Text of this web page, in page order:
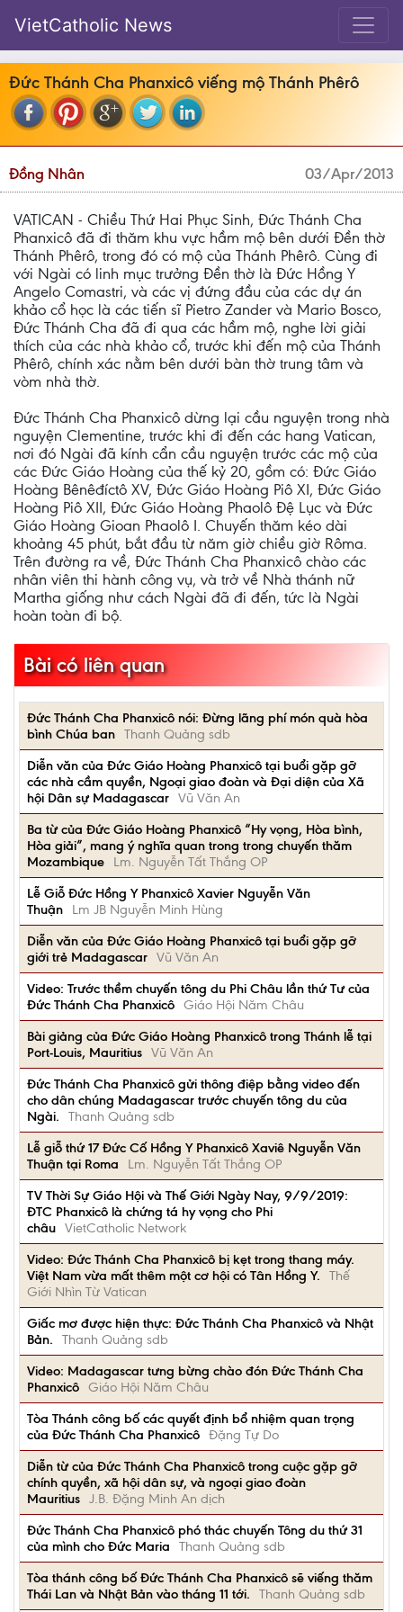
VietCatholic News
Đức Thánh Cha Phanxicô viếng mộ Thánh Phêrô
Đồng Nhân 03/Apr/2013
VATICAN - Chiều Thứ Hai Phục Sinh, Đức Thánh Cha
Phanxicô đã đi thăm khu vực hầm mộ bên dưới Đền thờ
Thánh Phêrô, trong đó có mộ của Thánh Phêrô. Cùng đi
với Ngài có linh mục trưởng Đền thờ là Đức Hồng Y
Angelo Comastri, và các vị đứng đầu của các dự án
khảo cổ học là các tiến sĩ Pietro Zander và Mario Bosco,
Đức Thánh Cha đã đi qua các hầm mộ, nghe lời giải
thích của các nhà khảo cổ, trước khi đến mộ của Thánh
Phêrô, chính xác nằm bên dưới bàn thờ trung tâm và
vòm nhà thờ.
Đức Thánh Cha Phanxicô dừng lại cầu nguyện trong nhà
nguyện Clementine, trước khi đi đến các hang Vatican,
nơi đó Ngài đã kính cẩn cầu nguyện trước các mộ của
các Đức Giáo Hoàng của thế kỷ 20, gồm có: Đức Giáo
Hoàng Bênêđíctô XV, Đức Giáo Hoàng Piô XI, Đức Giáo
Hoàng Piô XII, Đức Giáo Hoàng Phaolô Đệ Lục và Đức
Giáo Hoàng Gioan Phaolô I. Chuyến thăm kéo dài
khoảng 45 phút, bắt đầu từ năm giờ chiều giờ Rôma.
Trên đường ra về, Đức Thánh Cha Phanxicô chào các
nhân viên thi hành công vụ, và trở về Nhà thánh nữ
Martha giống như cách Ngài đã đi đến, tức là Ngài
hoàn toàn đi bộ.
Bài có liên quan
Đức Thánh Cha Phanxicô nói: Đừng lãng phí món quà hòa
bình Chúa ban Thanh Quảng sdb
Diễn văn của Đức Giáo Hoàng Phanxicô tại buổi gặp gỡ
các nhà cầm quyền, Ngoại giao đoàn và Đại diện của Xã
hội Dân sự Madagascar Vũ Văn An
Ba từ của Đức Giáo Hoàng Phanxicô “Hy vọng, Hòa bình,
Hòa giải”, mang ý nghĩa quan trong trong chuyến thăm
Mozambique
Lm. Nguyễn Tất Thắng OP
Lễ Giỗ Đức Hồng Y Phanxicô Xavier Nguyễn Văn
Thuận
Lm JB Nguyễn Minh Hùng
Diễn văn của Đức Giáo Hoàng Phanxicô tại buổi gặp gỡ
giới trẻ Madagascar Vũ Văn An
Video: Trước thềm chuyến tông du Phi Châu lần thứ Tư của
Đức Thánh Cha Phanxicô Giáo Hội Năm Châu
Bài giảng của Đức Giáo Hoàng Phanxicô trong Thánh lễ tại
Port-Louis, Mauritius Vũ Văn An
Đức Thánh Cha Phanxicô gửi thông điệp bằng video đến
cho dân chúng Madagascar trước chuyến tông du của
Ngài.
Thanh Quảng sdb
Lễ giỗ thứ 17 Đức Cố Hồng Y Phanxicô Xaviê Nguyễn Văn
Thuận tại Roma
Lm. Nguyễn Tất Thắng OP
TV Thời Sự Giáo Hội và Thế Giới Ngày Nay, 9/9/2019:
ĐTC Phanxicô là chứng tá hy vọng cho Phi
châu VietCatholic Network
Video: Đức Thánh Cha Phanxicô bị kẹt trong thang máy.
Việt Nam vừa mất thêm một cơ hội có Tân Hồng Y.
Thế
Giới Nhìn Từ Vatican
Giấc mơ được hiện thực: Đức Thánh Cha Phanxicô và Nhật
Bản.
Thanh Quảng sdb
Video: Madagascar tưng bừng chào đón Đức Thánh Cha
Phanxicô Giáo Hội Năm Châu
Tòa Thánh công bố các quyết định bổ nhiệm quan trọng
của Đức Thánh Cha Phanxicô Đặng Tự Do
Diễn từ của Đức Thánh Cha Phanxicô trong cuộc gặp gỡ
chính quyền, xã hội dân sự, và ngoại giao đoàn
Mauritius J.B. Đặng Minh An dịch
Đức Thánh Cha Phanxicô phó thác chuyến Tông du thứ 31
của mình cho Đức Maria
Thanh Quảng sdb
Tòa thánh công bố Đức Thánh Cha Phanxicô sẽ viếng thăm
Thái Lan và Nhật Bản vào tháng 11 tới.
Thanh Quảng sdb